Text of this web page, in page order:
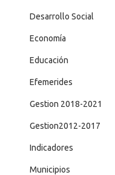
Desarrollo Social
Economía
Educación
Efemerides
Gestion 2018-2021
Gestion2012-2017
Indicadores
Municipios